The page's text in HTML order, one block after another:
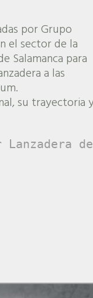
por Grupo
el sector de la
Salamanca para
a las
su trayectoria
de